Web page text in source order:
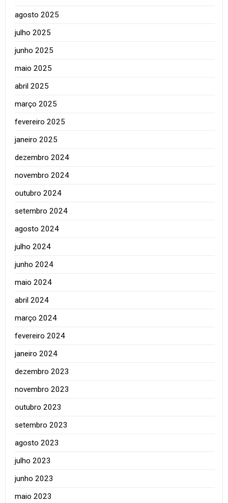
agosto 2025
julho 2025
junho 2025
maio 2025
abril 2025
março 2025
fevereiro 2025
janeiro 2025
dezembro 2024
novembro 2024
outubro 2024
setembro 2024
agosto 2024
julho 2024
junho 2024
maio 2024
abril 2024
março 2024
fevereiro 2024
janeiro 2024
dezembro 2023
novembro 2023
outubro 2023
setembro 2023
agosto 2023
julho 2023
junho 2023
maio 2023